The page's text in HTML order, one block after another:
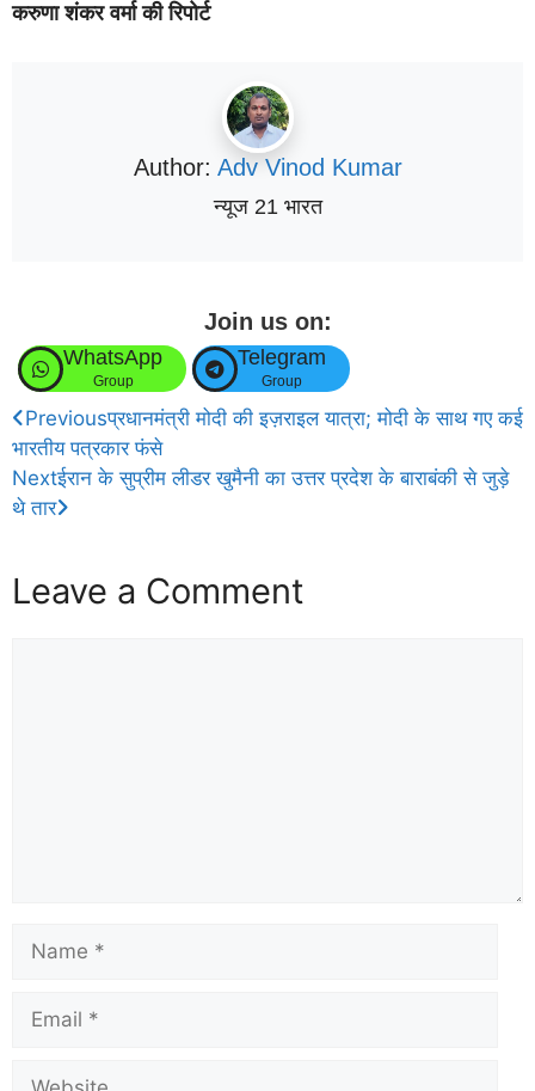
करुणा शंकर वर्मा की रिपोर्ट
Author: Adv Vinod Kumar
न्यूज 21 भारत
Join us on:
WhatsApp
Group
Telegram
Group
Previousप्रधानमंत्री मोदी की इज़राइल यात्रा; मोदी के साथ गए कई
भारतीय पत्रकार फंसे
Nextईरान के सुप्रीम लीडर खुमैनी का उत्तर प्रदेश के बाराबंकी से जुड़े
थे तार
Leave a Comment